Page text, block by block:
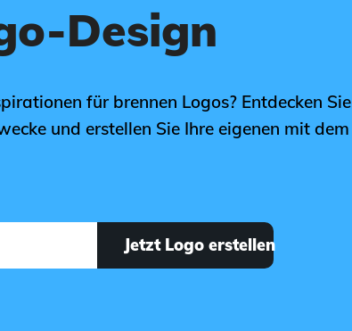
Design
für brennen Logos? Entdecken Sie
und erstellen Sie Ihre eigenen mit dem
Jetzt Logo erstellen